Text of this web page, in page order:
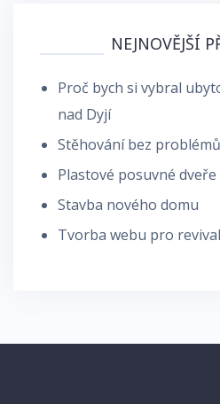
NEJNOVĚJŠÍ
Proč bych si vybral
nad Dyjí
Stěhování bez problémů
Plastové posuvné dveře
Stavba nového domu
Tvorba webu pro